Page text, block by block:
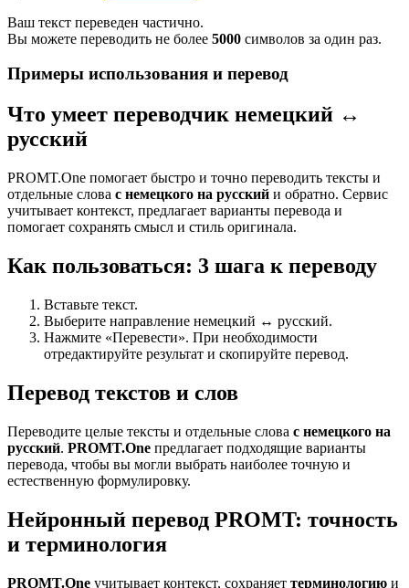
Ваш текст переведен частично.
Вы можете переводить не более 5000 символов за один раз.
Примеры использования и перевод
Что умеет переводчик немецкий ↔
русский
PROMT.One помогает быстро и точно переводить тексты и
отдельные слова с немецкого на русский и обратно. Сервис
учитывает контекст, предлагает варианты перевода и
помогает сохранять смысл и стиль оригинала.
Как пользоваться: 3 шага к переводу
Вставьте текст.
Выберите направление немецкий ↔ русский.
Нажмите «Перевести». При необходимости
отредактируйте результат и скопируйте перевод.
Перевод текстов и слов
Переводите целые тексты и отдельные слова с немецкого на
русский. PROMT.One предлагает подходящие варианты
перевода, чтобы вы могли выбрать наиболее точную и
естественную формулировку.
Нейронный перевод PROMT: точность
и терминология
PROMT.One учитывает контекст, сохраняет терминологию и